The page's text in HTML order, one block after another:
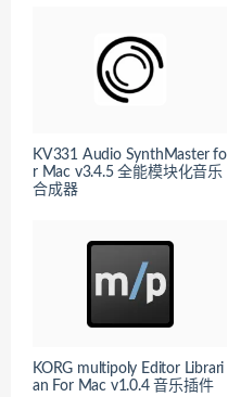
KV331 Audio SynthMaster fo
r Mac v3.4.5 全能模块化音乐
合成器
KORG multipoly Editor Librari
an For Mac v1.0.4 音乐插件